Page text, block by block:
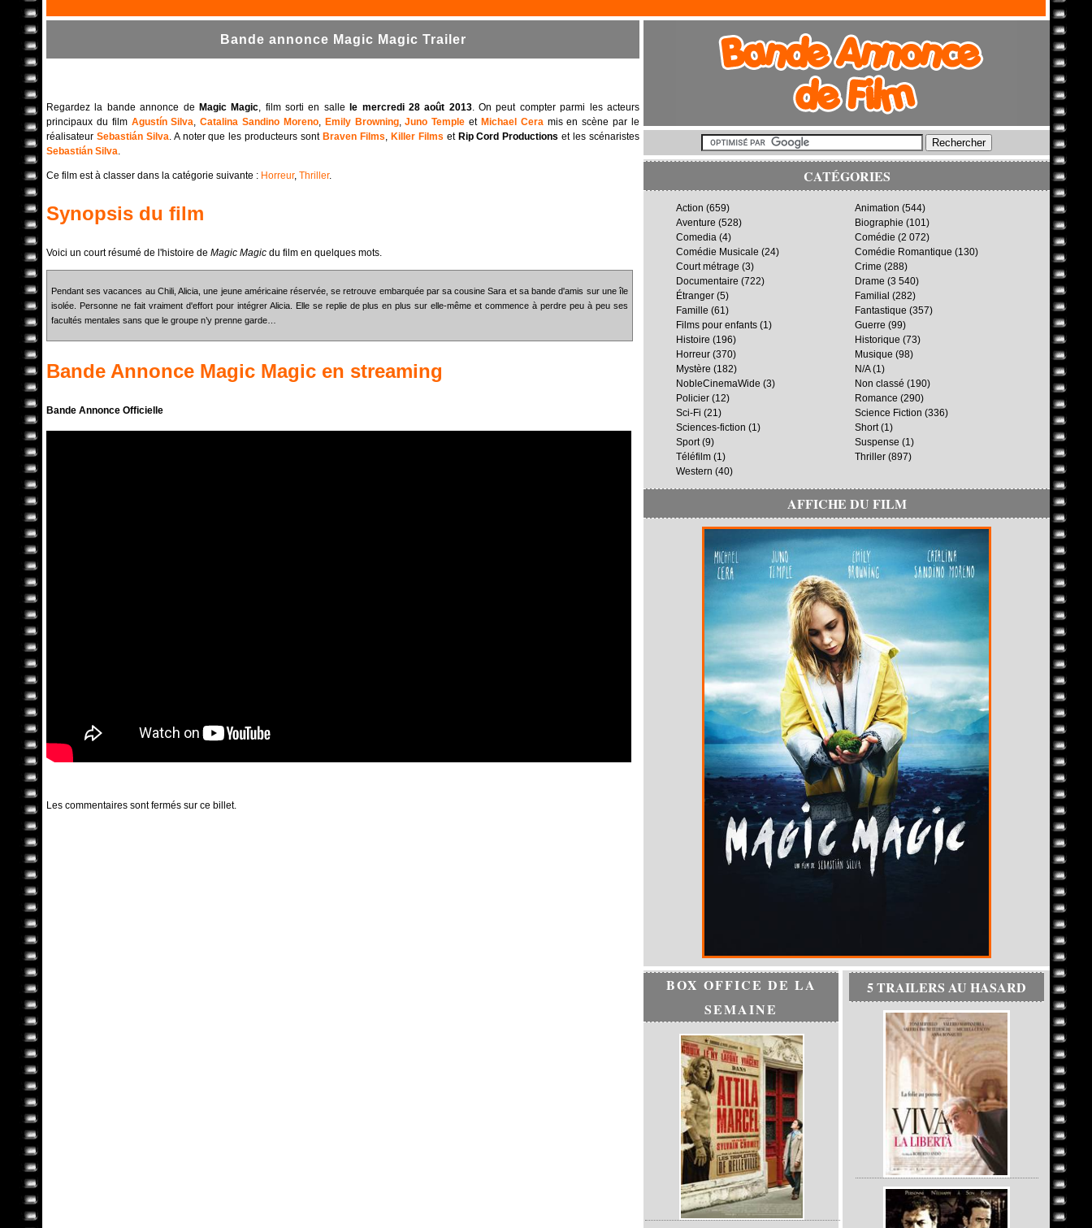
Bande annonce Magic Magic Trailer
Regardez la bande annonce de Magic Magic, film sorti en salle le mercredi 28 août 2013. On peut compter parmi les acteurs
principaux du film Agustín Silva,Catalina Sandino Moreno, Emily Browning,Juno Temple et Michael Ceramis en scène par le
réalisateur Sebastián Silva. A noter que les producteurs sont Braven Films, Killer Films et Rip Cord Productions et les scénaristes
Sebastián Silva.
Ce film est à classer dans la catégorie suivante : Horreur, Thriller.
Synopsis du film
Voici un court résumé de l'histoire de Magic Magic du film en quelques mots.
Pendant ses vacances au Chili, Alicia, une jeune américaine réservée, se retrouve embarquée par sa cousine Sara et sa bande d'amis sur une île
isolée. Personne ne fait vraiment d'effort pour intégrer Alicia. Elle se replie de plus en plus sur elle-même et commence à perdre peu à peu ses
facultés mentales sans que le groupe n’y prenne garde…
Bande Annonce Magic Magic en streaming
Bande Annonce Officielle
Les commentaires sont fermés sur ce billet.
CATÉGORIES
Action (659) Animation (544)
Aventure (528) Biographie (101)
Comedia (4) Comédie (2 072)
Comédie Musicale (24) Comédie Romantique (130)
Court métrage (3) Crime (288)
Documentaire (722) Drame (3 540)
Étranger (5) Familial (282)
Famille (61) Fantastique (357)
Films pour enfants (1) Guerre (99)
Histoire (196) Historique (73)
Horreur (370) Musique (98)
Mystère (182) N/A(1)
NobleCinemaWide (3) Non classé (190)
Policier (12) Romance (290)
Sci-Fi (21) Science Fiction (336)
Sciences-fiction (1) Short(1)
Sport(9) Suspense (1)
Téléfilm (1) Thriller (897)
Western (40)
AFFICHE DU FILM
BOX OFFICE DE LA
SEMAINE
5 TRAILERS AU HASARD